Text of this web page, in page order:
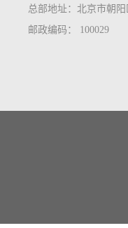
总部地址：北京市朝
邮政编码： 100029